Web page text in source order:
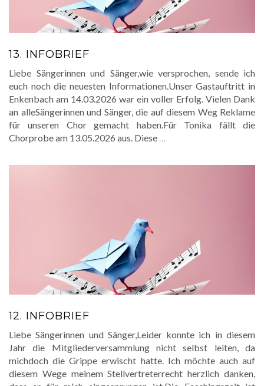
13. INFOBRIEF
Liebe Sängerinnen und Sänger,wie versprochen, sende ich
euch noch die neuesten Informationen.Unser Gastauftritt in
Enkenbach am 14.03.2026 war ein voller Erfolg. Vielen Dank
an alleSängerinnen und Sänger, die auf diesem Weg Reklame
für unseren Chor gemacht haben.Für Tonika fällt die
Chorprobe am 13.05.2026 aus. Diese …
12. INFOBRIEF
Liebe Sängerinnen und Sänger,Leider konnte ich in diesem
Jahr die Mitgliederversammlung nicht selbst leiten, da
michdoch die Grippe erwischt hatte. Ich möchte auch auf
diesem Wege meinem Stellvertreterrecht herzlich danken,